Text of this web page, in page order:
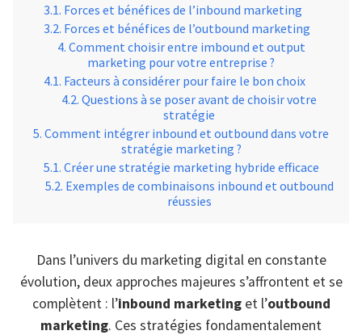
Forces et bénéfices de l’inbound marketing
Forces et bénéfices de l’outbound marketing
Comment choisir entre imbound et output
marketing pour votre entreprise ?
Facteurs à considérer pour faire le bon choix
Questions à se poser avant de choisir votre
stratégie
Comment intégrer inbound et outbound dans votre
stratégie marketing ?
Créer une stratégie marketing hybride efficace
Exemples de combinaisons inbound et outbound
réussies
Dans l’univers du marketing digital en constante
évolution, deux approches majeures s’affrontent et se
complètent : l’inbound marketinget l’outbound
marketing. Ces stratégies fondamentalement